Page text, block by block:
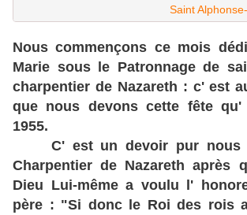
Saint
Nous commençons ce mois
Marie sous le Patronnage de
charpentier de Nazareth : c' est
que nous devons cette fête
1955.
C' est un devoir pur nous
Charpentier de Nazareth après
Dieu Lui-même a voulu l'
père : "Si donc le Roi des rois